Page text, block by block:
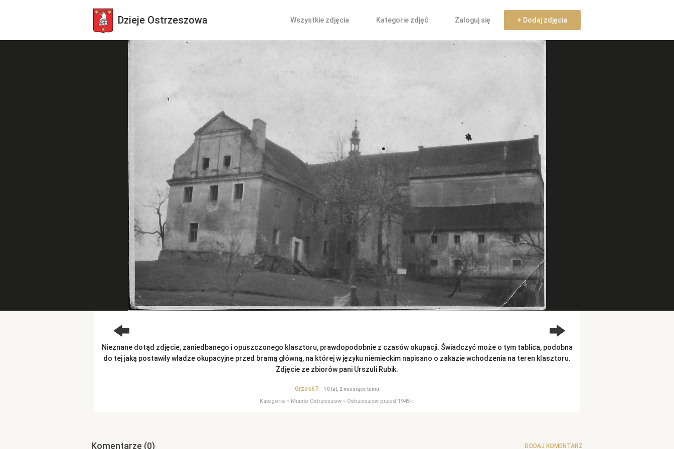
Dzieje Ostrzeszowa Wszystkie zdjęcia Kategorie zdjęć Zaloguj się + Dodaj zdjęcia
Nieznane dotąd zdjęcie, zaniedbanego i opuszczonego klasztoru, prawdopodobnie z czasów okupacji. Świadczyć może o tym tablica, podobna
do tej jaką postawiły władze okupacyjne przed bramą główną, na której w języku niemieckim napisano o zakazie wchodzenia na teren klasztoru.
Zdjęcie ze zbiorów pani Urszuli Rubik.
Grzes67 10 lat, 2 miesiące temu
Kategorie » Miasto Ostrzeszów » Ostrzeszów przed 1945 r.
Komentarze (0) DODAJ KOMENTARZ